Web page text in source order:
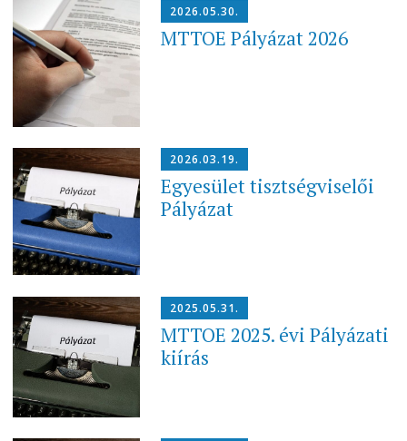
2026.05.30.
MTTOE Pályázat 2026
2026.03.19.
Egyesület tisztségviselői
Pályázat
2025.05.31.
MTTOE 2025. évi Pályázati
kiírás